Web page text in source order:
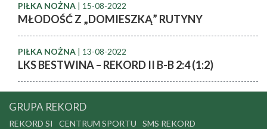
PIŁKA NOŻNA | 15-08-2022
MŁODOŚĆ Z „DOMIESZKĄ” RUTYNY
PIŁKA NOŻNA | 13-08-2022
LKS BESTWINA – REKORD II B-B 2:4 (1:2)
GRUPA REKORD
REKORD SI CENTRUM SPORTU SMS REKORD